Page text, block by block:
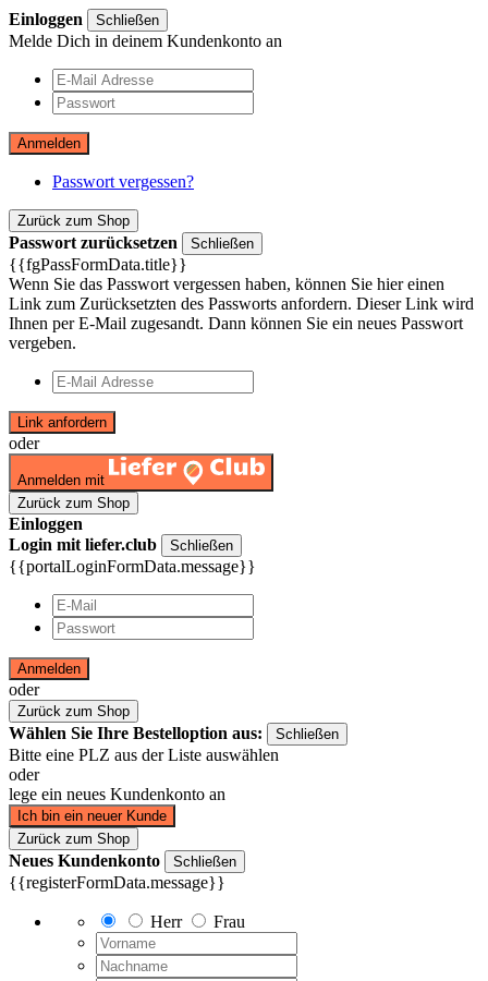
Einloggen Schließen
Melde Dich in deinem Kundenkonto an
Anmelden
Passwort vergessen?
Zurück zum Shop
Passwort zurücksetzen Schließen
{{fgPassFormData.title}}
Wenn Sie das Passwort vergessen haben, können Sie hier einen
Link zum Zurücksetzten des Passworts anfordern. Dieser Link wird
Ihnen per E-Mail zugesandt. Dann können Sie ein neues Passwort
vergeben.
Link anfordern
oder
Anmelden mit
Zurück zum Shop
Einloggen
Login mit liefer.club
Schließen
{{portalLoginFormData.message}}
Anmelden
oder
Zurück zum Shop
Wählen Sie Ihre Bestelloption aus: Schließen
Bitte eine PLZ aus der Liste auswählen
oder
lege ein neues Kundenkonto an
Ich bin ein neuer Kunde
Zurück zum Shop
Neues Kundenkonto Schließen
{{registerFormData.message}}
Herr Frau